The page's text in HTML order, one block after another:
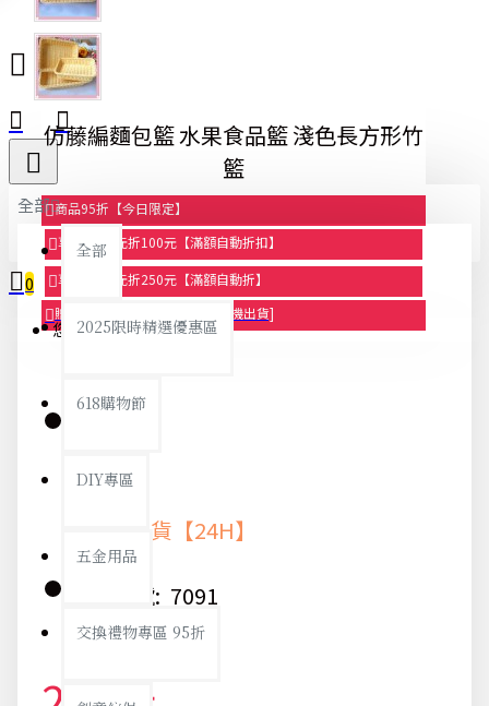
全部
全部
2025限時精選優惠區
618購物節
DIY專區
五金用品
交換禮物專區 95折
0
您的購物車內沒有商品！
仿藤編麵包籃 水果食品籃 淺色長方形竹
籃
商品95折【今日限定】
享滿1000元折100元【滿額自動折扣】
享滿2000元折250元【滿額自動折】
贈品-滿899送色鉛筆文具組[隨機出貨]
庫存:
快速出貨【24H】
貨號: 7091